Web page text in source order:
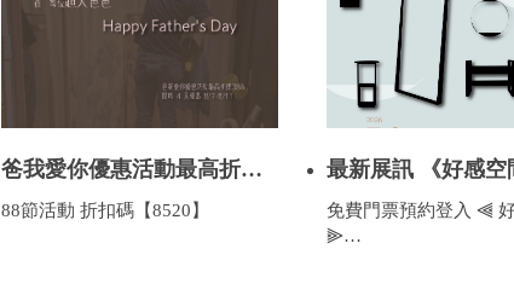
爸我愛你優惠活動最高折抵
388 限時 4 天優惠 折扣碼
88節活動 折扣碼【8520】
最新展訊 《好感空
免費門票預約登入 ⫷
⫸